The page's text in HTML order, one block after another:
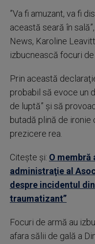
”Va fi amuzant, va fi
această seară în
News, Karoline
izbucnească focuri
Prin această
probabil să evoce un
de luptă” şi să
butadă plină de
prezicere rea.
Citește și: O membră
administraţie al
despre incidentul
traumatizant”
Focuri de armă au
afara sălii de gală a